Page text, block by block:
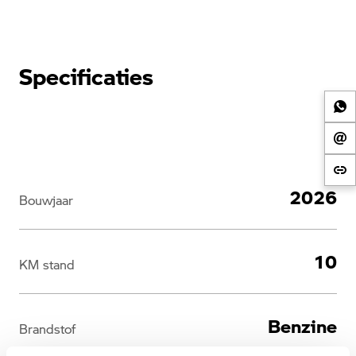
Specificaties
2026
Bouwjaar
10
KM stand
Benzine
Brandstof